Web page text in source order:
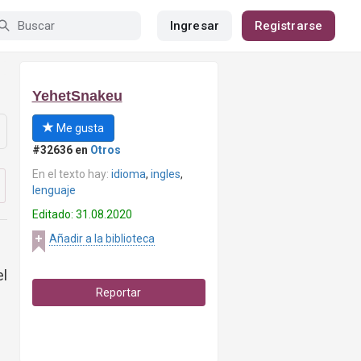
Ingresar Registrarse
YehetSnakeu
Me gusta
#32636 en Otros
En el texto hay: idioma, ingles,
lenguaje
Editado: 31.08.2020
Añadir a la biblioteca
Reportar